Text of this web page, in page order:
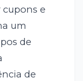
cupons e
um
de
de